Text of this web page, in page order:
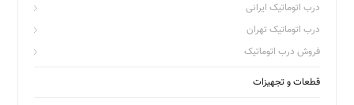
درب اتوماتیک ایرانی
درب اتوماتیک تهران
فروش درب اتوماتیک
قطعات و تجهیزات